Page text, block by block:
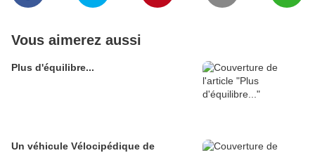
Vous aimerez aussi
Plus d'équilibre...
Un véhicule Vélocipédique de